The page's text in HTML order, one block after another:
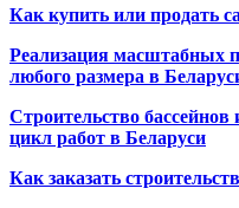
Как купить или продать
Реализация масштабных
любого размера в
Строительство
цикл работ в Беларуси
Как заказать